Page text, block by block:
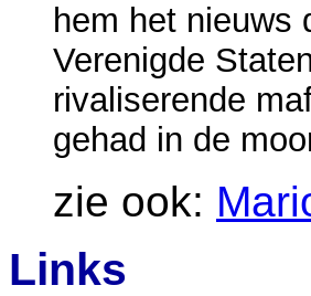
hem het nieuws
Verenigde
rivaliserende
gehad in de
zie ook:
Links